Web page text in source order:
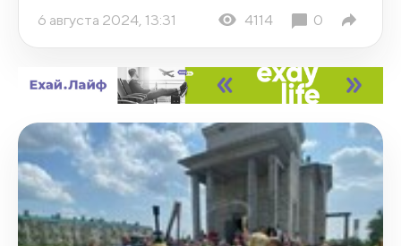
6 августа 2024, 13:31 4114 0